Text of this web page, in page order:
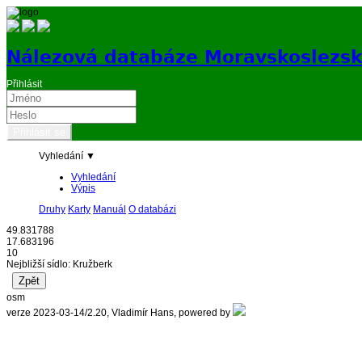
Nálezová databáze
Přihlásit
Vyhledání ▼
Vyhledání
Výpis
Druhy Karty Manuál O databázi
49.831788
17.683196
10
Nejbližší sídlo: Kružberk
osm
verze 2023-03-14/2.20, Vladimír Hans, powered by